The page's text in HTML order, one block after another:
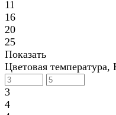
11
16
20
25
Показать
Цветовая температура,
3
4